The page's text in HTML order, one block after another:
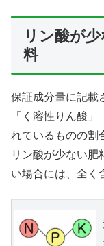
リン酸が
料
保証成分量に記載
「く溶性りん酸
れているものの割
リン酸が少ない肥
い場合には、全く